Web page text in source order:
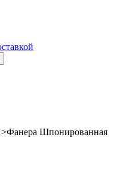
>Фанера Шпонированная